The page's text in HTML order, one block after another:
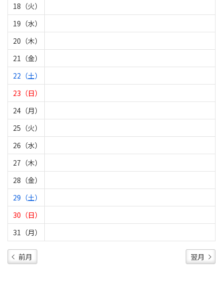
18（火）
19（水）
20（木）
21（金）
22（土）
23（日）
24（月）
25（火）
26（水）
27（木）
28（金）
29（土）
30（日）
31（月）
前月 翌月